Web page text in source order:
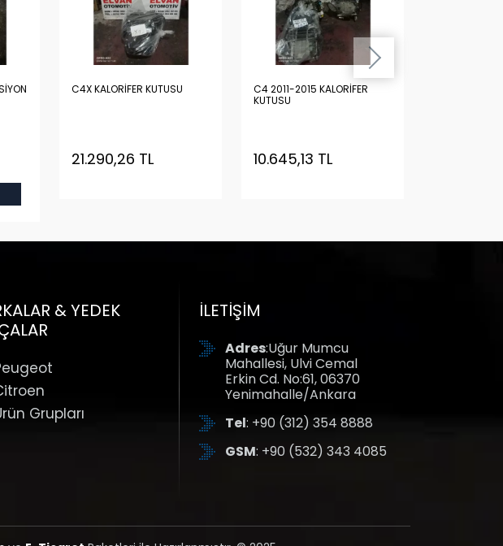
C4X KALORİFER KUTUSU
21.290,26 TL
C4 2011-2015 KALORİFER
KUTUSU
10.645,13 TL
& YEDEK
Grupları
İLETIŞIM
Adres:Uğur Mumcu
Mahallesi, Ulvi Cemal
Erkin Cd. No:61, 06370
Yenimahalle/Ankara
Tel: +90 (312) 354 8888
GSM: +90 (532) 343 4085